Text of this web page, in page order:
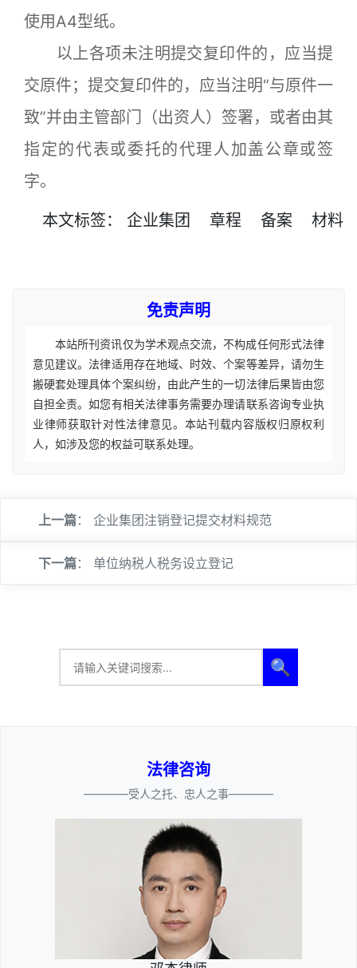
使用A4型纸。
以上各项未注明提交复印件的，应当提
交原件；提交复印件的，应当注明“与原件一
致”并由主管部门（出资人）签署，或者由其
指定的代表或委托的代理人加盖公章或签
字。
本文标签： 企业集团 章程 备案 材料
免责声明
本站所刊资讯仅为学术观点交流，不构成任何形式法律
意见建议。法律适用存在地域、时效、个案等差异，请勿生
搬硬套处理具体个案纠纷，由此产生的一切法律后果皆由您
自担全责。如您有相关法律事务需要办理请联系咨询专业执
业律师获取针对性法律意见。本站刊载内容版权归原权利
人，如涉及您的权益可联系处理。
上一篇： 企业集团注销登记提交材料规范
下一篇： 单位纳税人税务设立登记
🔍
法律咨询
————受人之托、忠人之事————